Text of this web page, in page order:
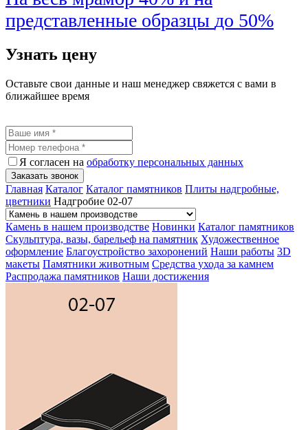
представленные образцы до 50%
Узнать цену
Оставьте свои данные и наш менеджер свяжется с вами в
ближайшее время
Я согласен на обработку персональных данных
Заказать звонок
Главная Каталог Каталог памятников Плиты надгробные,
цветники Надгробие 02-07
Камень в нашем производстве Новинки Каталог памятников
Скульптура, вазы, барельеф на памятник Художественное
оформление Благоустройство захоронений Наши работы 3D
макеты Памятники животным Средства ухода за камнем
Распродажа памятников Наши достижения